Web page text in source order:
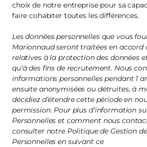
choix de notre entreprise pour sa
faire cohabiter toutes les différences.
Les données personnelles que vous
Marionnaud seront traitées en accord
relatives à la protection des données
qu’à des fins de recrutement. Nous
informations personnelles pendant 1
ensuite anonymisées ou détruites, à
décidiez d’étendre cette période en
permission. Pour plus d’information
Personnelles et comment nous
consulter notre Politique de Gestion
Personnelles en suivant ce